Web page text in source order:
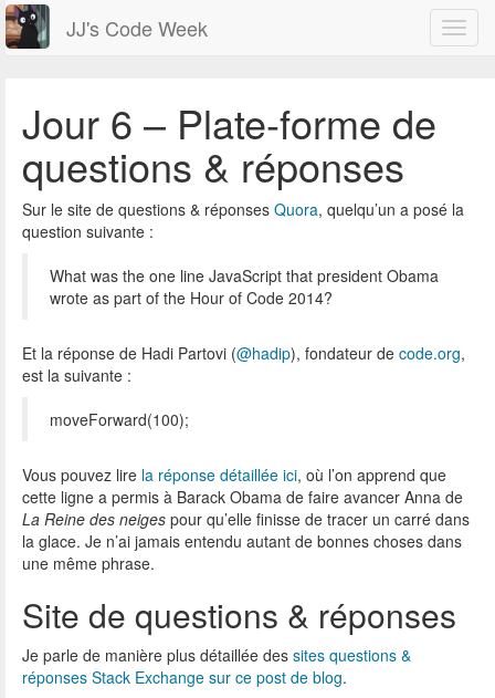
JJ's Code Week
Jour 6 – Plate-forme de
questions & réponses
Sur le site de questions & réponses Quora, quelqu’un a posé la
question suivante :
What was the one line JavaScript that president Obama
wrote as part of the Hour of Code 2014?
Et la réponse de Hadi Partovi (@hadip), fondateur de code.org,
est la suivante :
moveForward(100);
Vous pouvez lire la réponse détaillée ici, où l’on apprend que
cette ligne a permis à Barack Obama de faire avancer Anna de
La Reine des neiges pour qu’elle finisse de tracer un carré dans
la glace. Je n’ai jamais entendu autant de bonnes choses dans
une même phrase.
Site de questions & réponses
Je parle de manière plus détaillée des sites questions &
réponses Stack Exchange sur ce post de blog.